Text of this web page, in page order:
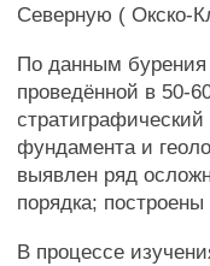
Северную ( Окско-
По данным бурения
проведённой в 50-
фундамента и
выявлен ряд
порядка;
В процессе